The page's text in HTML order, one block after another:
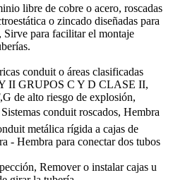
libre de cobre o acero, roscadas
o zincado diseñadas para
Sirve para facilitar el montaje
conduit o áreas clasificadas
II GRUPOS C Y D CLASE II,
de alto riesgo de explosión,
conduit roscados, Hembra 
metálica rígida a cajas de
- Hembra para conectar dos tubos
Remover o instalar cajas u